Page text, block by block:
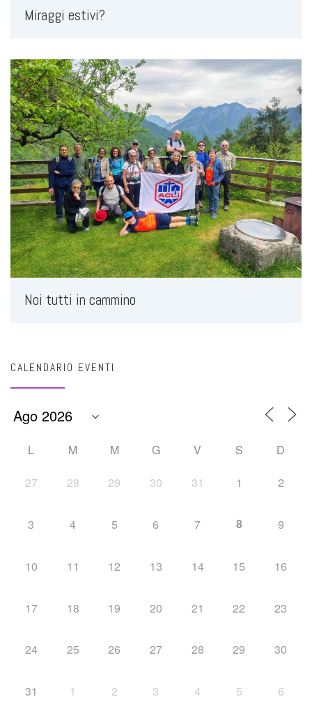
Miraggi estivi?
Noi tutti in cammino
CALENDARIO EVENTI
L M M G V S D
27 28 29 30 31 1 2
3 4 5 6 7 8 9
10 11 12 13 14 15 16
17 18 19 20 21 22 23
24 25 26 27 28 29 30
31 1 2 3 4 5 6